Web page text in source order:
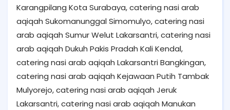
Karangpilang Kota Surabaya, catering nasi arab
aqiqah Sukomanunggal Simomulyo, catering nasi
arab aqiqah Sumur Welut Lakarsantri, catering nasi
arab aqiqah Dukuh Pakis Pradah Kali Kendal,
catering nasi arab aqiqah Lakarsantri Bangkingan,
catering nasi arab aqiqah Kejawaan Putih Tambak
Mulyorejo, catering nasi arab aqiqah Jeruk
Lakarsantri, catering nasi arab aqiqah Manukan